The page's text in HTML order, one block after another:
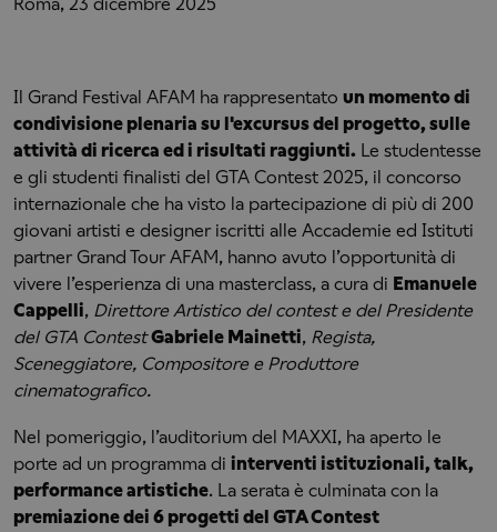
Il Grand Festival AFAM ha rappresentato un momento di
condivisione plenaria su l'excursus del progetto, sulle
attività di ricerca ed i risultati raggiunti. Le studentesse
e gli studenti finalisti del GTA Contest 2025, il concorso
internazionale che ha visto la partecipazione di più di 200
giovani artisti e designer iscritti alle Accademie ed Istituti
partner Grand Tour AFAM, hanno avuto l’opportunità di
vivere l’esperienza di una masterclass, a cura di Emanuele
Cappelli, Direttore Artistico del contest e del Presidente
del GTA ContestGabriele Mainetti, Regista,
Sceneggiatore, Compositore e Produttore
cinematografico.
Nel pomeriggio, l’auditorium del MAXXI, ha aperto le
porte ad un programma di interventi istituzionali, talk,
performance artistiche. La serata è culminata con la
premiazione dei 6 progetti del GTA Contest